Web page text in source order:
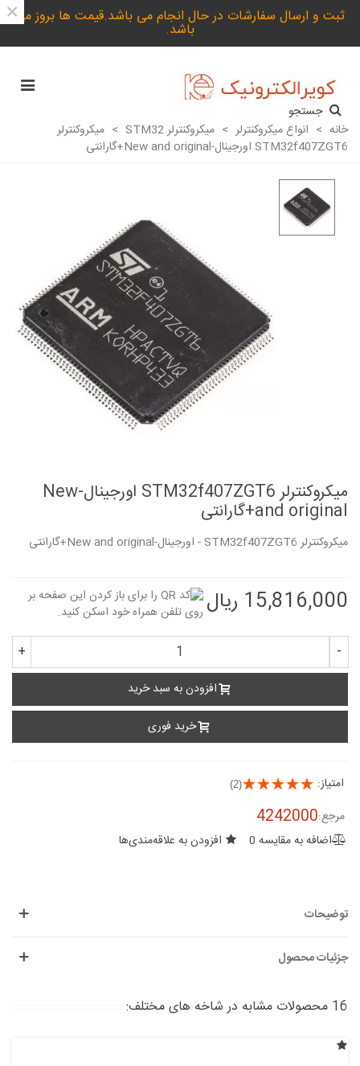
ثبت و ارسال سفارشات در حال انجام می باشد.قیمت ها بروز می
باشد.
×
جستجو
خانه > انواع میکروکنترلر > میکروکنترلر STM32 > میکروکنترلر
STM32f407ZGT6 اورجینال-New and original+گارانتی
میکروکنترلر STM32f407ZGT6 اورجینال-New
and original+گارانتی
میکروکنترلر STM32f407ZGT6 - اورجینال-New and original+گارانتی
15,816,000 ریال
-
+
افزودن به سبد خرید
خرید فوری
امتیاز: (2)
مرجع:4242000
اضافه به مقایسه 0 افزودن به علاقه‌مندی‌ها
توضیحات
جزئیات محصول
16 محصولات مشابه در شاخه های مختلف: